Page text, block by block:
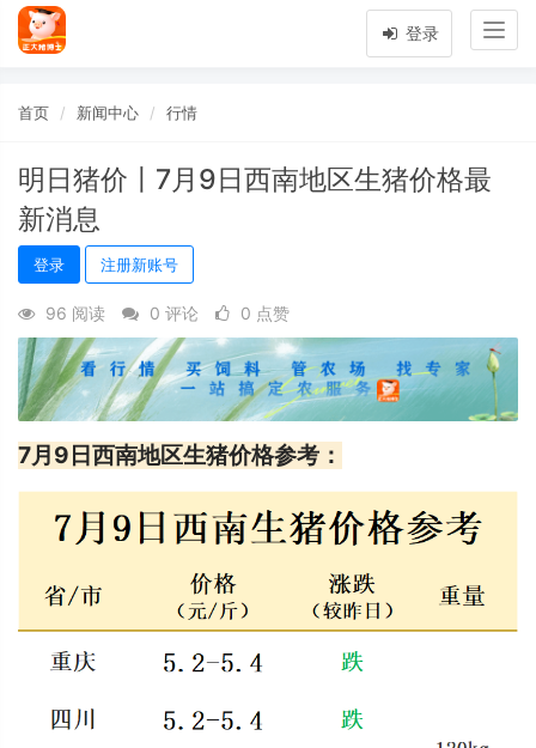
登录
首页 新闻中心 行情
明日猪价〡7月9日西南地区生猪价格最
新消息
登录 注册新账号
96 阅读 0 评论 0 点赞
7月9日西南地区生猪价格参考：